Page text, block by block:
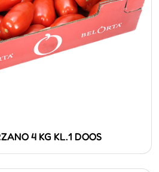
4 KG KL.1 DOOS